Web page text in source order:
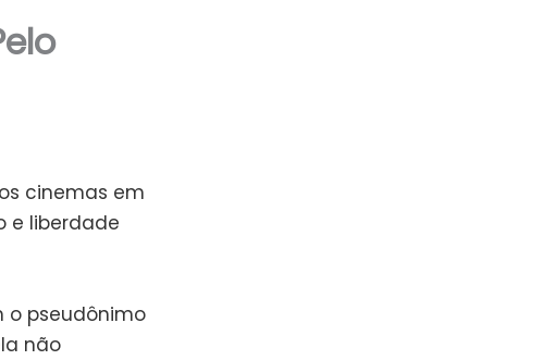
cinemas em
e liberdade
o pseudônimo
não